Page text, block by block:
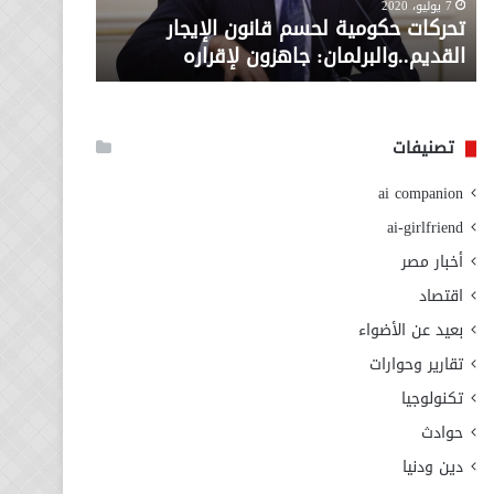
لإقراره
7 يوليو، 2020
تحركات حكومية لحسم قانون الإيجار
القديم..والبرلمان: جاهزون لإقراره
من
وزارة
الاجتماعي
تصنيفات
ai companion
ai-girlfriend
أخبار مصر
اقتصاد
بعيد عن الأضواء
تقارير وحوارات
تكنولوجيا
حوادث
دين ودنيا